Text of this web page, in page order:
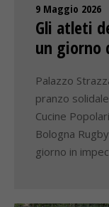
9 Maggio 2026
Gli atleti
un giorno
Palazzo
pranzo
Cucine
Bologna
giorno in